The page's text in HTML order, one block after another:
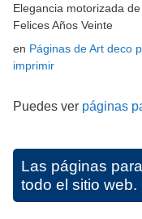
Elegancia motorizada
Felices Años Veinte
en Páginas de Art deco
imprimir
Puedes ver páginas
Las páginas
todo el sitio web.